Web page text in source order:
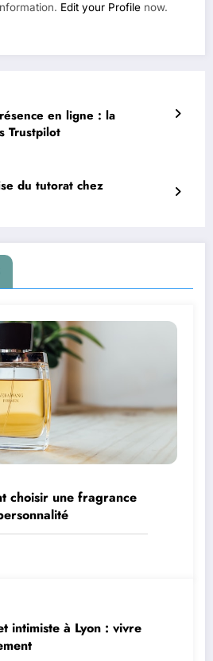
Edit your Profile now.
en ligne : la
Trustpilot
du tutorat chez
choisir une fragrance
intimiste à Lyon : vivre